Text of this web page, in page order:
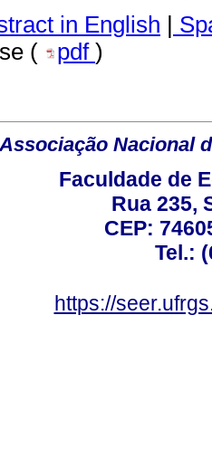
in English |
(
pdf )
Associação Nacional
Faculdade de
Rua 235,
CEP:
Tel.:
https://